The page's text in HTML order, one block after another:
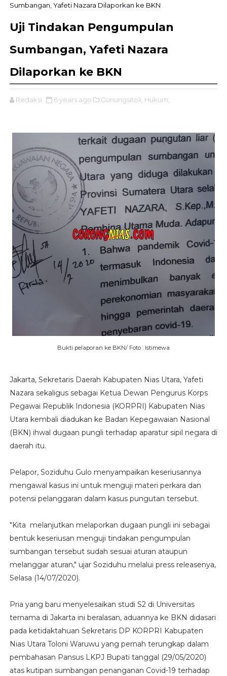
Sumbangan, Yafeti Nazara Dilaporkan ke BKN
Uji Tindakan Pengumpulan
Sumbangan, Yafeti Nazara
Dilaporkan ke BKN
Redaksi 6 years ago Gunungsitoli, Hukum,
Bukti pelaporan ke BKN/ Foto : Istimewa
Jakarta, Sekretaris Daerah Kabupaten Nias Utara, Yafeti
Nazara sekaligus sebagai Ketua Dewan Pengurus Korps
Pegawai Republik Indonesia (KORPRI) Kabupaten Nias
Utara kembali diadukan ke Badan Kepegawaian Nasional
(BKN) ihwal dugaan pungli terhadap aparatur sipil negara di
daerah itu.
Pelapor, Soziduhu Gulo menyampaikan keseriusannya
mengawal kasus ini untuk menguji materi perkara dan
potensi pelanggaran dalam kasus pungutan tersebut.
"Kita melanjutkan melaporkan dugaan pungli ini sebagai
bentuk keseriusan menguji tindakan pengumpulan
sumbangan tersebut sudah sesuai aturan ataupun
melanggar aturan," ujar Soziduhu melalui press releasenya,
Selasa (14/07/2020).
Pria yang baru menyelesaikan studi S2 di Universitas
ternama di Jakarta ini beralasan, aduannya ke BKN didasari
pada ketidaktahuan Sekretaris DP KORPRI Kabupaten
Nias Utara Toloni Waruwu yang pernah terungkap dalam
pembahasan Pansus LKPJ Bupati tanggal (29/05/2020)
atas kutipan sumbangan penanganan Covid-19 terhadap